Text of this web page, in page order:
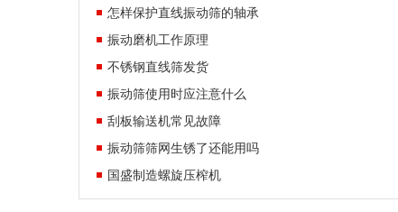
怎样保护直线振动筛的轴承
振动磨机工作原理
不锈钢直线筛发货
振动筛使用时应注意什么
刮板输送机常见故障
振动筛筛网生锈了还能用吗
国盛制造螺旋压榨机